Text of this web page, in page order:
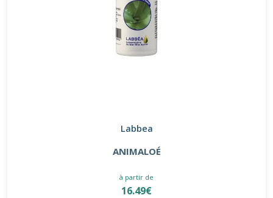
Labbea
ANIMALOÉ
à partir de
16.49€